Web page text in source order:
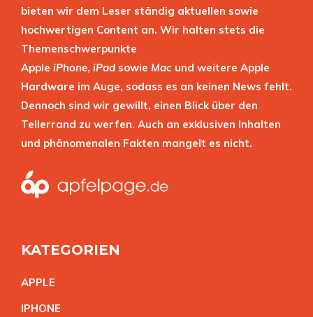
bieten wir dem Leser ständig aktuellen sowie
hochwertigen Content an. Wir halten stets die
Themenschwerpunkte
Apple iPhone, iPad sowie Mac und weitere Apple
Hardware im Auge, sodass es an keinen News fehlt.
Dennoch sind wir gewillt, einen Blick über den
Tellerrand zu werfen. Auch an exklusiven Inhalten
und phänomenalen Fakten mangelt es nicht.
KATEGORIEN
APPLE
IPHONE